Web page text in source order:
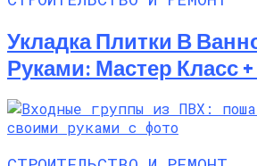
Укладка Плитки В
Руками: Мастер Класс